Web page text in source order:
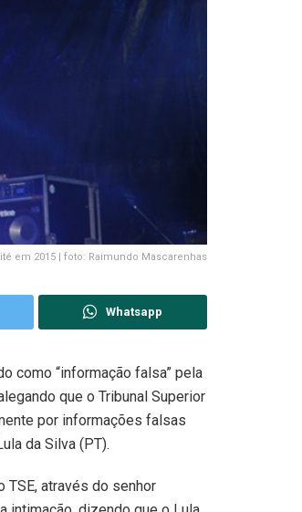
em 2015 | foto: Raimundo Mascarenhas
Whatsapp
como “informação falsa” pela
que o Tribunal Superior
por informações falsas
da Silva (PT).
TSE, através do senhor